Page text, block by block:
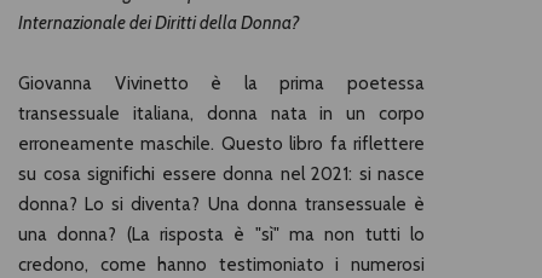
Internazionale dei Diritti della Donna?
Giovanna Vivinetto è la prima poetessa
transessuale italiana, donna nata in un corpo
erroneamente maschile. Questo libro fa riflettere
su cosa significhi essere donna nel 2021: si nasce
donna? Lo si diventa? Una donna transessuale è
una donna? (La risposta è "sì" ma non tutti lo
credono, come hanno testimoniato i numerosi